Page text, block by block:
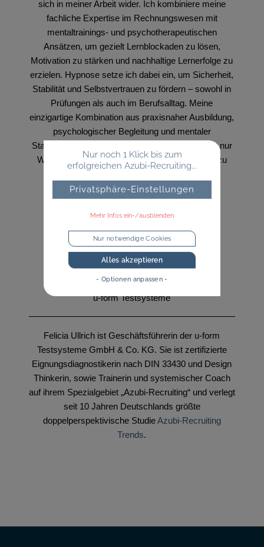
sich in meiner Arbeit wider. Ich kombiniere meine
fachliche Expertise im Rechnungswesen mit
mentaltrainings- und psychotherapeutischen
Ansätzen, um gezielt Lernblockaden zu lösen,
Motivation zu stärken und nachhaltige Lernerfolge zu
erzielen. Hypnose setze ich dabei ein, um Sicherheit,
Stabilität und Selbstvertrauen zu fördern – sowohl in
Prüfungen als auch im Berufsalltag. Meine
einzigartige Kombination aus praxisnaher Ausbildung,
psychologischer Begleitung und mentaler
Stabilisierung ermöglicht es mir, Menschen nicht nur
Wissen zu vermitteln, sondern sie ganzheitlich zu
fördern – fachlich, mental und persönlich.
Felicia Ullrich
u-form Testsysteme
Felicia Ullrich ist Geschäftsführerin der u-form
Testsysteme GmbH & Co. KG. Sie ist zertifizierte
Eignungsdiagnostikerin nach DIN 33430 und Design
Thinkerin, sowie Trainerin und systemischer Coach
auf ihrem Spezialgebiet „Azubi-Recruiting“ und verlegt
seit 10 Jahren Deutschlands größte
doppelperspektivische StudieAzubi-Recruiting
Trends.
Nur noch 1 Klick bis zum
erfolgreichen Azubi-Recruiting...
Privatsphäre-Einstellungen
Mehr Infos ein-/ausblenden
Nur notwendige Cookies
Alles akzeptieren
- Optionen anpassen -